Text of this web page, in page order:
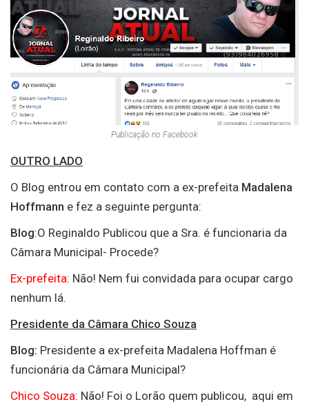
Publicação no Facebook
OUTRO LADO
O Blog entrou em contato com a ex-prefeita Madalena
Hoffmann e fez a seguinte pergunta:
Blog:O Reginaldo Publicou que a Sra. é funcionaria da
Câmara Municipal- Procede?
Ex-prefeita: Não! Nem fui convidada para ocupar cargo
nenhum lá.
Presidente da Câmara Chico Souza
Blog: Presidente a ex-prefeita Madalena Hoffman é
funcionária da Câmara Municipal?
Chico Souza: Não! Foi o Lorão quem publicou, aqui em